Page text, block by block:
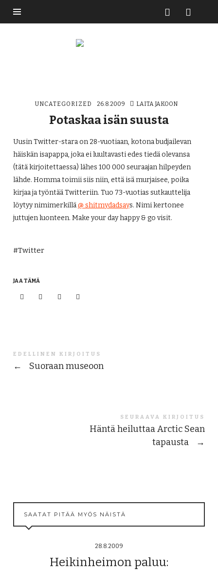
Buzzikuski
UNCATEGORIZED 26.8.2009 LAITA JAKOON
Potaskaa isän suusta
Uusin Twitter-stara on 28-vuotiaan, kotona budjailevan
häiskän isapappa, joka ei luultavasti edes tiedä olevansa
(tätä kirjoitettaessa) lähes 100 000 seuraajan hilpeyden
lähde. Homma toimii siis niin, että isä murjaisee, poika
kirjaa ja työntää Twitteriin. Tuo 73-vuotias sutkauttelija
löytyy nimimerkillä@ shitmydadsays. Nimi kertonee
juttujen luonteen. Make your day happy & go visit.
Twitter
JAA TÄMÄ
EDELLINEN KIRJOITUS
← Suoraan museoon
SEURAAVA KIRJOITUS
Häntä heiluttaa Arctic Sean
tapausta
→
SAATAT PITÄÄ MYÖS NÄISTÄ
28.8.2009
Heikinheimon paluu: